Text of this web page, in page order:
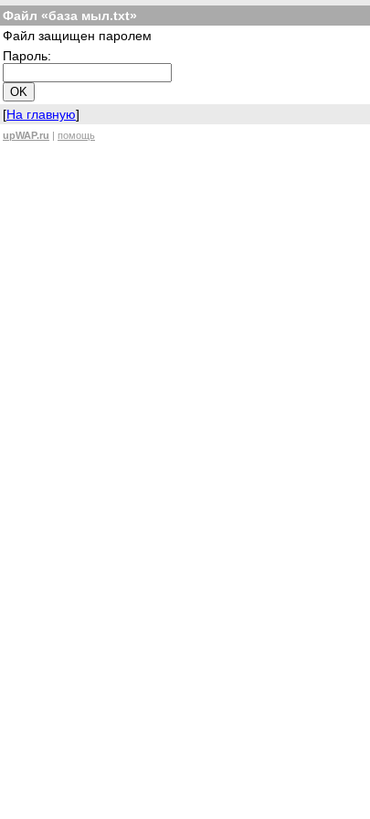
Файл «база мыл.txt»
Файл защищен паролем
Пароль:
[На главную]
upWAP.ru | помощь